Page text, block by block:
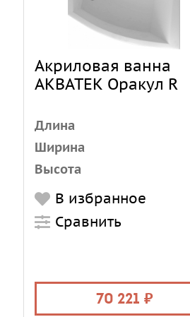
Акриловая ванна
АКВАТЕК Оракул R
Длина
Ширина
Высота
Глубина
Установка
Форма
В избранное
Сравнить
70 221